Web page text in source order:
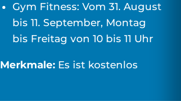
Gym Fitness: Vom 31. August
bis 11. September, Montag
bis Freitag von 10 bis 11 Uhr
Merkmale: Es ist kostenlos